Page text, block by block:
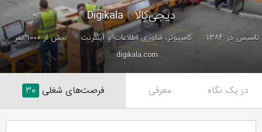
دیجی‌‌کالا|
Digikala
تاسیس در ۱۳۸۴ کامپیوتر، فناوری اطلاعات و اینترنت
بیش از ۱۰۰۰ نفر
digikala.com
در یک نگاه معرفی فرصت‌های شغلی ۳۰